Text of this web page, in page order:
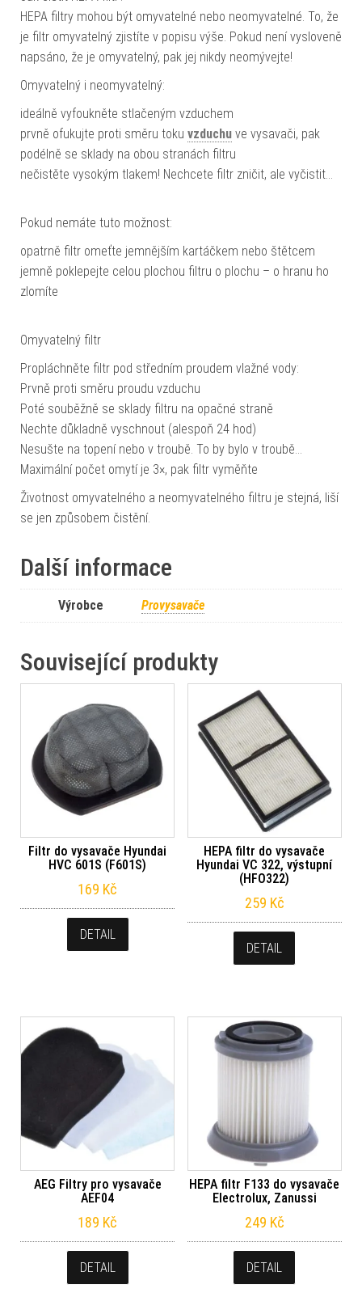
HEPA filtry mohou být omyvatelné nebo neomyvatelné. To, že
je filtr omyvatelný zjistíte v popisu výše. Pokud není vysloveně
napsáno, že je omyvatelný, pak jej nikdy neomývejte!
Omyvatelný i neomyvatelný:
ideálně vyfoukněte stlačeným vzduchem
prvně ofukujte proti směru toku vzduchu ve vysavači, pak
podélně se sklady na obou stranách filtru
nečistěte vysokým tlakem! Nechcete filtr zničit, ale vyčistit…
Pokud nemáte tuto možnost:
opatrně filtr omeťte jemnějším kartáčkem nebo štětcem
jemně poklepejte celou plochou filtru o plochu – o hranu ho
zlomíte
Omyvatelný filtr
Propláchněte filtr pod středním proudem vlažné vody:
Prvně proti směru proudu vzduchu
Poté souběžně se sklady filtru na opačné straně
Nechte důkladně vyschnout (alespoň 24 hod)
Nesušte na topení nebo v troubě. To by bylo v troubě…
Maximální počet omytí je 3×, pak filtr vyměňte
Životnost omyvatelného a neomyvatelného filtru je stejná, liší
se jen způsobem čistění.
Další informace
Výrobce Provysavače
Související produkty
Filtr do vysavače Hyundai
HVC 601S (F601S)
169 Kč
DETAIL
HEPA filtr do vysavače
Hyundai VC 322, výstupní
(HFO322)
259 Kč
DETAIL
AEG Filtry pro vysavače
AEF04
189 Kč
DETAIL
HEPA filtr F133 do vysavače
Electrolux, Zanussi
249 Kč
DETAIL